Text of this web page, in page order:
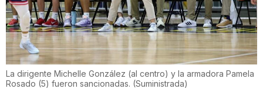
La dirigente Michelle González (al centro) y la armadora Pamela
Rosado (5) fueron sancionadas. (Suministrada)